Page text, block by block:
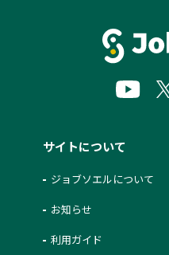
サイトについて
ジョブソエルについて
お知らせ
利用ガイド